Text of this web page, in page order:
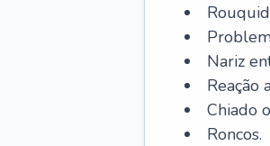
Nariz
Reação
Chiado
Roncos.